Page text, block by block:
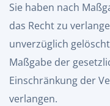
Sie haben nach
das Recht zu
unverzüglich
Maßgabe der
Einschränkung der
verlangen.